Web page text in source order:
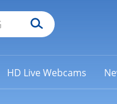
HD Live Webcams